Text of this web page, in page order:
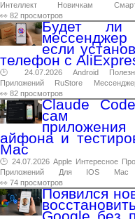
Интеллект
Новичкам
👀 82 просмотров
Будет ли
если
телефон с
🕑 24.07.2026 Android
Приложений
RuStore
👀 82 просмотров
Claude
сам
айфона и
Mac
🕑 24.07.2026 Apple Интересное Про
Приложений
Для IOS Mac
👀 74 просмотров
Появился